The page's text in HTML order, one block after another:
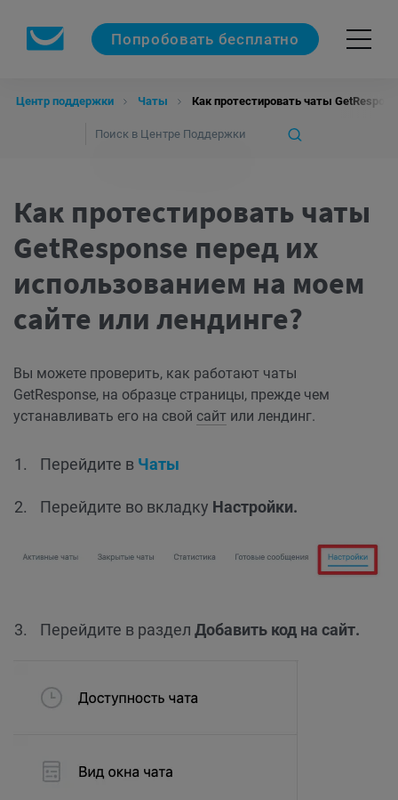
Попробовать бесплатно
Центр поддержки Чаты Как протестировать чаты
Как протестировать чаты
GetResponse перед их
использованием на моем
сайте или лендинге?
Вы можете проверить, как работают чаты
GetResponse, на образце страницы, прежде чем
устанавливать его на свой сайт или лендинг.
Перейдите в Чаты
Перейдите во вкладку Настройки.
Перейдите в раздел Добавить код на сайт.